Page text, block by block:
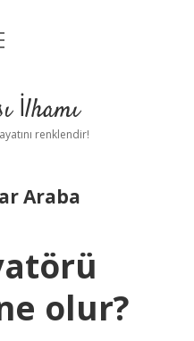
İlhamı
renklendir!
Araba
olur?